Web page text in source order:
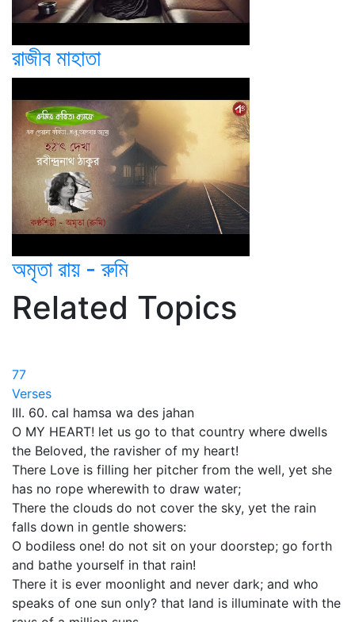
রাজীব মাহাতা
অমৃতা রায় - রুমি
Related Topics
77
Verses
III. 60. cal hamsa wa des jahan
O MY HEART! let us go to that country where dwells
the Beloved, the ravisher of my heart!
There Love is filling her pitcher from the well, yet she
has no rope wherewith to draw water;
There the clouds do not cover the sky, yet the rain
falls down in gentle showers:
O bodiless one! do not sit on your doorstep; go forth
and bathe yourself in that rain!
There it is ever moonlight and never dark; and who
speaks of one sun only? that land is illuminate with the